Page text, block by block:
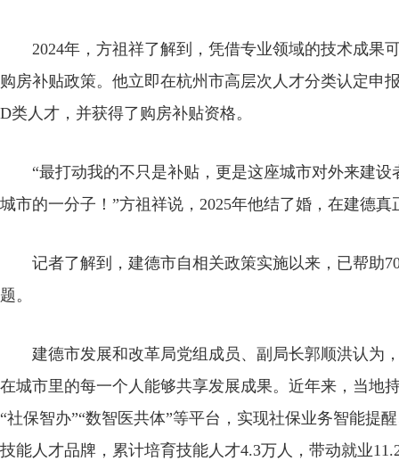
2024年，方祖祥了解到，凭借专业领域的技术成果
购房补贴政策。他立即在杭州市高层次人才分类认定申
D类人才，并获得了购房补贴资格。
“最打动我的不只是补贴，更是这座城市对外来建设
城市的一分子！”方祖祥说，2025年他结了婚，在建德
记者了解到，建德市自相关政策实施以来，已帮助
题。
建德市发展和改革局党组成员、副局长郭顺洪认为
在城市里的每一个人能够共享发展成果。近年来，当地
“社保智办”“数智医共体”等平台，实现社保业务智能提
技能人才品牌，累计培育技能人才4.3万人，带动就业